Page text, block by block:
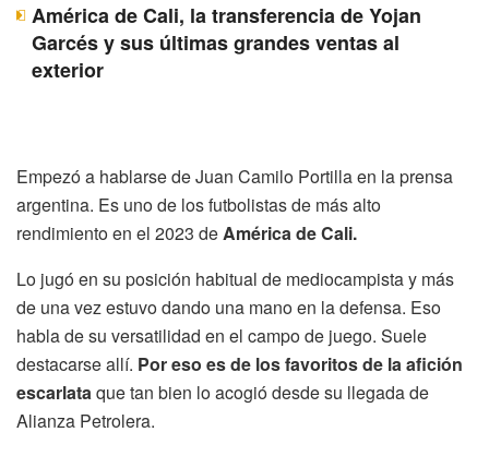
América de Cali, la transferencia de Yojan
Garcés y sus últimas grandes ventas al
exterior
Empezó a hablarse de Juan Camilo Portilla en la prensa
argentina. Es uno de los futbolistas de más alto
rendimiento en el 2023 deAmérica de Cali.
Lo jugó en su posición habitual de mediocampista y más
de una vez estuvo dando una mano en la defensa. Eso
habla de su versatilidad en el campo de juego. Suele
destacarse allí. Por eso es de los favoritos de la afición
escarlataque tan bien lo acogió desde su llegada de
Alianza Petrolera.